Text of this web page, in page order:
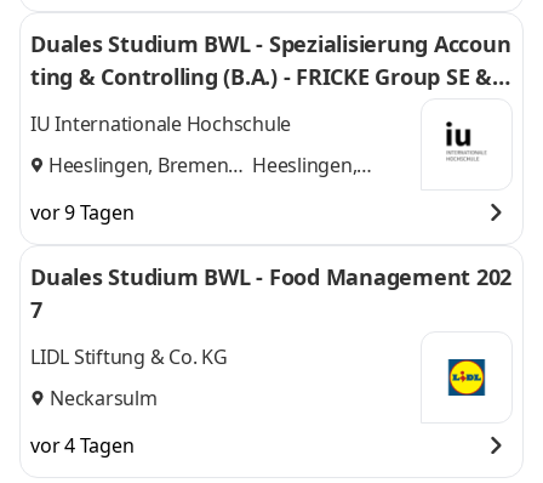
Duales Studium BWL - Spezialisierung Accoun
ting & Controlling (B.A.) - FRICKE Group SE & C
o. KG
IU Internationale Hochschule
Heeslingen, Bremen
Heeslingen,
vor 9 Tagen
Duales Studium BWL - Food Management 202
7
LIDL Stiftung & Co. KG
Neckarsulm
vor 4 Tagen